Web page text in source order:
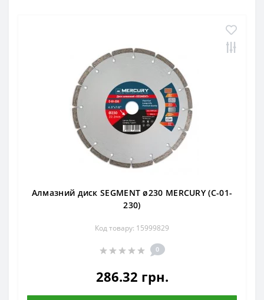
Алмазний диск SEGMENT ø230 MERCURY (С-01-
230)
Код товару: 15999829
0
286.32 грн.